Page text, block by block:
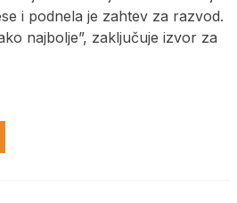
i podnela je zahtev za razvod.
najbolje”, zaključuje izvor za